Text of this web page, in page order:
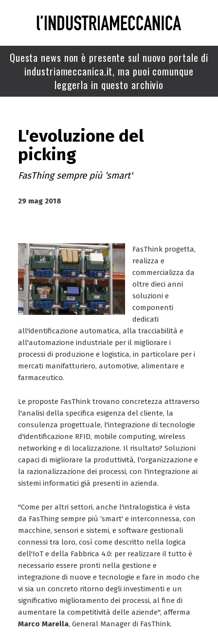
Questa news non è presente sul nuovo portale di
industriameccanica.it, ma puoi comunque
leggerla in questo archivio
L'evoluzione del
picking
FasThing sempre più ‘smart'
29 mag 2018
FasThink progetta,
realizza e
commercializza da
oltre dieci anni
soluzioni e
componenti
dedicati
all'identificazione automatica, alla tracciabilità e
all'automazione industriale per il migliorare i
processi di produzione e logistica, in particolare per i
mercati manifatturiero, automotive, alimentare e
farmaceutico.
Le proposte FasThink trovano concretezza attraverso
l'analisi della specifica esigenza del cliente, la
consulenza progettuale, l'integrazione di tecnologie
d'identificazione RFID, mobile computing, wireless
networking e di localizzazione. Il risultato? Soluzioni
capaci di migliorare la produttività, l'organizzazione e
la razionalizzazione dei processi, con l'integrazione ai
sistemi informatici già presenti in azienda.
"Come per altri settori, anche l'intralogistica è vista
da FasThing sempre più ‘smart' e interconnessa, con
macchine, sensori e sistemi, e software gestionali
connessi tra loro, così come descritto nella logica
dell'IoT e della Fabbrica 4.0: per realizzare il tutto è
necessario essere pronti nella gestione e
integrazione di nuove e tecnologie e fare in modo che
vi sia un concreto ritorno degli investimenti e un
significativo miglioramento dei processi, al fine di
aumentare la competitività delle aziende", afferma
Marco Marella, General Manager di FasThink.